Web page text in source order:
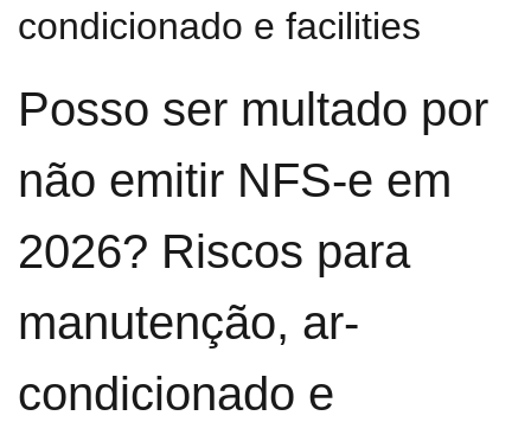
condicionado e facilities
Posso ser multado por
não emitir NFS-e em
2026? Riscos para
manutenção, ar-
condicionado e